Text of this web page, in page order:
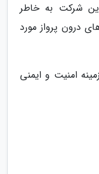
شرکت به خاطر
درون پرواز مورد
امنیت و ایمنی